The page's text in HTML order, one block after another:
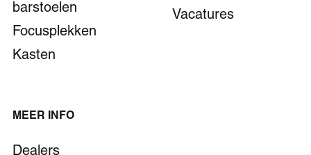
barstoelen
Focusplekken
Kasten
Vacatures
MEER INFO
Dealers